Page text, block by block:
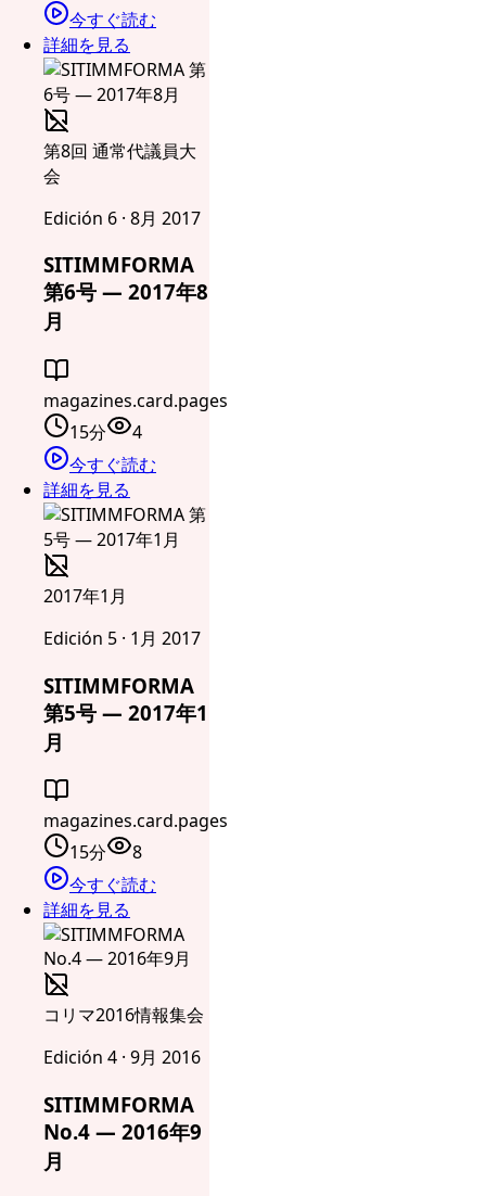
今すぐ読む
詳細を見る
第8回 通常代議員大
会
Edición 6 · 8月 2017
SITIMMFORMA
第6号 — 2017年8
月
magazines.card.pages
15分
4
今すぐ読む
詳細を見る
2017年1月
Edición 5 · 1月 2017
SITIMMFORMA
第5号 — 2017年1
月
magazines.card.pages
15分
8
今すぐ読む
詳細を見る
コリマ2016情報集会
Edición 4 · 9月 2016
SITIMMFORMA
No.4 — 2016年9
月